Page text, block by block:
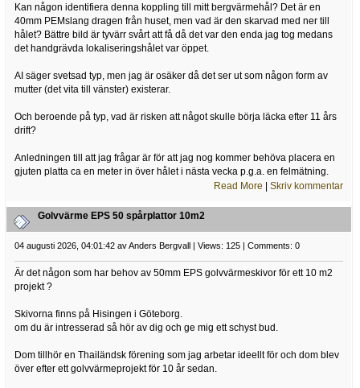
Kan någon identifiera denna koppling till mitt bergvärmehål? Det är en
40mm PEMslang dragen från huset, men vad är den skarvad med ner till
hålet? Bättre bild är tyvärr svårt att få då det var den enda jag tog medans
det handgrävda lokaliseringshålet var öppet.
AI säger svetsad typ, men jag är osäker då det ser ut som någon form av
mutter (det vita till vänster) existerar.
Och beroende på typ, vad är risken att något skulle börja läcka efter 11 års
drift?
Anledningen till att jag frågar är för att jag nog kommer behöva placera en
gjuten platta ca en meter in över hålet i nästa vecka p.g.a. en felmätning.
Read More |Skriv kommentar
Golvvärme EPS 50 spårplattor 10m2
04 augusti 2026, 04:01:42 av Anders Bergvall | Views: 125 | Comments: 0
Är det någon som har behov av 50mm EPS golvvärmeskivor för ett 10 m2
projekt ?
Skivorna finns på Hisingen i Göteborg.
om du är intresserad så hör av dig och ge mig ett schyst bud.
Dom tillhör en Thailändsk förening som jag arbetar ideellt för och dom blev
över efter ett golvvärmeprojekt för 10 år sedan.